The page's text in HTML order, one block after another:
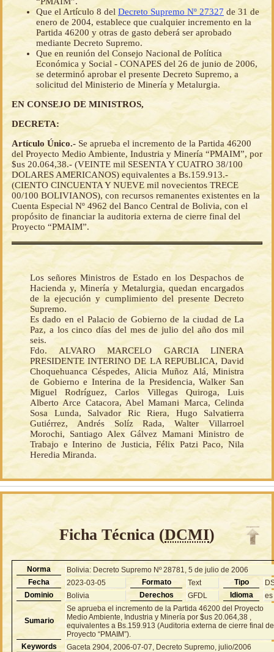
Que el Artículo 8 del Decreto Supremo Nº 27327 de 31 de
enero de 2004, establece que cualquier incremento en la
Partida 46200 y otras de gasto deberá ser aprobado
mediante Decreto Supremo.
Que en reunión del Consejo Nacional de Política
Económica y Social - CONAPES del 26 de junio de 2006,
se determinó aprobar el presente Decreto Supremo, a
solicitud del Ministerio de Minería y Metalurgia.
EN CONSEJO DE MINISTROS,
DECRETA:
Artículo Único.- Se aprueba el incremento de la Partida 46200
del Proyecto Medio Ambiente, Industria y Minería “PMAIM”, por
$us 20.064,38.- (VEINTE mil SESENTA Y CUATRO 38/100
DOLARES AMERICANOS) equivalentes a Bs.159.913.-
(CIENTO CINCUENTA Y NUEVE mil novecientos TRECE
00/100 BOLIVIANOS), con recursos remanentes existentes en la
Cuenta Especial Nº 4962 del Banco Central de Bolivia, con el
propósito de financiar la auditoria externa de cierre final del
Proyecto “PMAIM”.
Los señores Ministros de Estado en los Despachos de
Hacienda y, Minería y Metalurgia, quedan encargados
de la ejecución y cumplimiento del presente Decreto
Supremo.
Es dado en el Palacio de Gobierno de la ciudad de La
Paz, a los cinco días del mes de julio del año dos mil
seis.
Fdo. ALVARO MARCELO GARCIA LINERA
PRESIDENTE INTERINO DE LA REPUBLICA, David
Choquehuanca Céspedes, Alicia Muñoz Alá, Ministra
de Gobierno e Interina de la Presidencia, Walker San
Miguel Rodríguez, Carlos Villegas Quiroga, Luis
Alberto Arce Catacora, Abel Mamani Marca, Celinda
Sosa Lunda, Salvador Ric Riera, Hugo Salvatierra
Gutiérrez, Andrés Solíz Rada, Walter Villarroel
Morochi, Santiago Alex Gálvez Mamani Ministro de
Trabajo e Interino de Justicia, Félix Patzi Paco, Nila
Heredia Miranda.
Ficha Técnica (DCMI)
Norma
Bolivia: Decreto Supremo Nº 28781, 5 de julio de 2006
Fecha
2023-03-05 Formato Text Tipo
Dominio
Bolivia Derechos GFDL Idioma es
Sumario
Se aprueba el incremento de la Partida 46200 del Proyecto
Medio Ambiente, Industria y Minería por $us 20.064,38 ,
equivalentes a Bs.159.913 (Auditoria externa de cierre final
Proyecto “PMAIM”).
Keywords
Gaceta 2904, 2006-07-07, Decreto Supremo, julio/2006